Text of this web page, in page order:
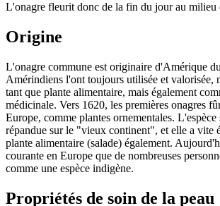
L'onagre fleurit donc de la fin du jour au milieu
Origine
L'onagre commune est originaire d'Amérique
Amérindiens l'ont toujours utilisée et valorisée,
tant que plante alimentaire, mais également
médicinale. Vers 1620, les premières onagres
Europe, comme plantes ornementales. L'espèce
répandue sur le "vieux continent", et elle a vite
plante alimentaire (salade) également.
courante en Europe que de nombreuses
comme une espèce indigène.
Propriétés de soin de la peau